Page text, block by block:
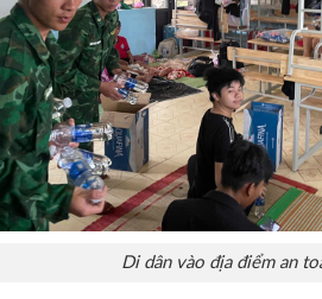
Di dân vào địa điểm an